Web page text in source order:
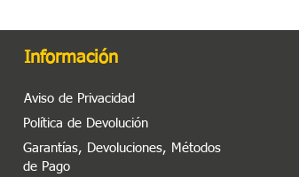
Información
Aviso de Privacidad
Política de Devolución
Garantías, Devoluciones, Métodos
de Pago